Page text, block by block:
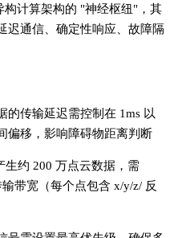
计算架构的 "神经枢纽"，其
迟通信、确定性响应、故障隔
的传输延迟需控制在 1ms 以
偏移，影响障碍物距离判断
约 200 万点云数据，需
带宽（每个点包含 x/y/z/ 反